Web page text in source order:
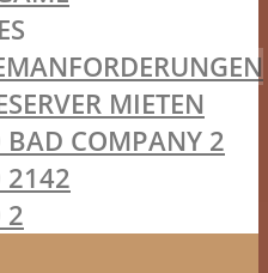
MIETEN
BAD COMPANY 2
2142
2